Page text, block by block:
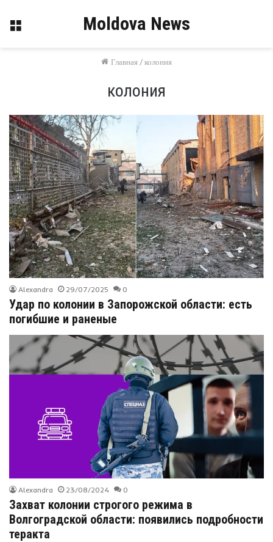
Меню Moldova News
Главная /колония
колония
Alexandra 29/07/2025 0
Удар по колонии в Запорожской области: есть
погибшие и раненые
Alexandra 23/08/2024 0
Захват колонии строгого режима в
Волгоградской области: появились подробности
теракта